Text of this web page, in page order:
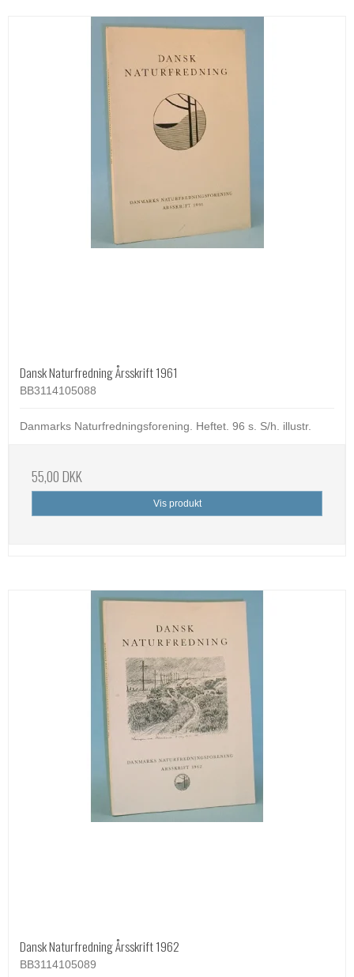
Dansk Naturfredning Årsskrift 1961
BB3114105088
Danmarks Naturfredningsforening. Heftet. 96 s. S/h. illustr.
55,00 DKK
Vis produkt
Dansk Naturfredning Årsskrift 1962
BB3114105089